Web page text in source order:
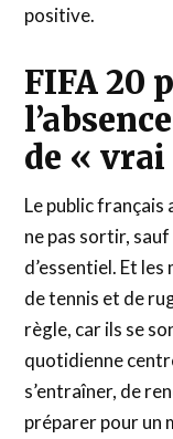
positive.
FIFA 20
de «
Le public français
ne pas sortir,
d’essentiel. Et
de tennis et de
règle, car ils se
quotidienne
s’entraîner, de
préparer pour un